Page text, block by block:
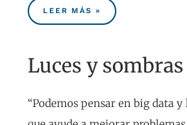
LEER MÁS »
Luces y
“Podemos pensar en big data